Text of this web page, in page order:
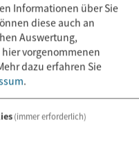
Informationen über Sie
diese auch an
Auswertung,
vorgenommenen
dazu erfahren Sie
.
(immer erforderlich)